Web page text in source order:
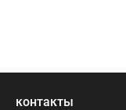
контакты